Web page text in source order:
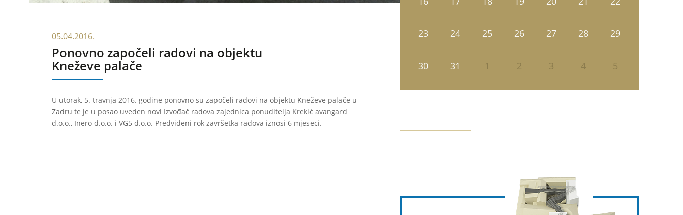
05.04.2016.
Ponovno započeli radovi na objektu
Kneževe palače
U utorak, 5. travnja 2016. godine ponovno su započeli radovi na objektu Kneževe palače u
Zadru te je u posao uveden novi Izvođač radova zajednica ponuditelja Krekić avangard
d.o.o., Inero d.o.o. i VG5 d.o.o. Predviđeni rok završetka radova iznosi 6 mjeseci.
23 24 25 26 27 28 29
30 31 1 2 3 4 5